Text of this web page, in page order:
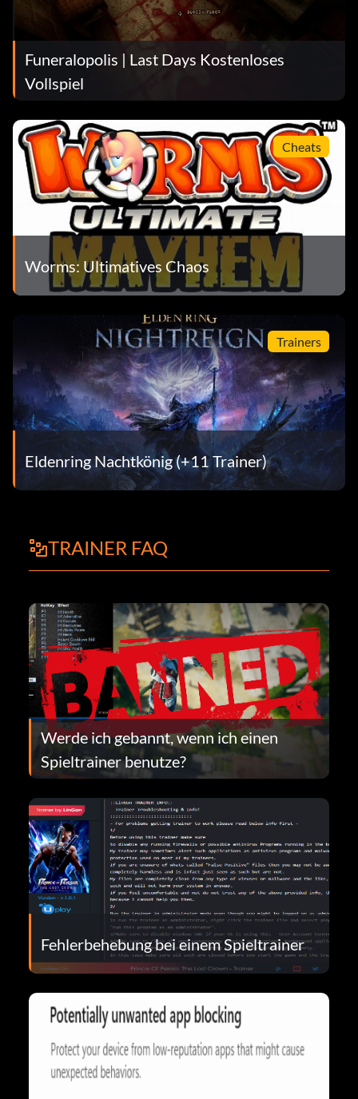
Funeralopolis | Last Days Kostenloses
Vollspiel
Cheats
Worms: Ultimatives Chaos
Trainers
Eldenring Nachtkönig (+11 Trainer)
TRAINER FAQ
Werde ich gebannt, wenn ich einen
Spieltrainer benutze?
Fehlerbehebung bei einem Spieltrainer